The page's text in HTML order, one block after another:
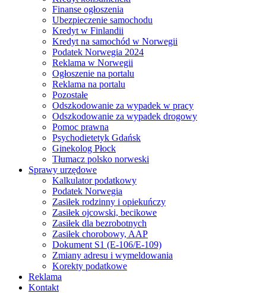
Finanse ogłoszenia
Ubezpieczenie samochodu
Kredyt w Finlandii
Kredyt na samochód w Norwegii
Podatek Norwegia 2024
Reklama w Norwegii
Ogłoszenie na portalu
Reklama na portalu
Pozostałe
Odszkodowanie za wypadek w pracy
Odszkodowanie za wypadek drogowy
Pomoc prawna
Psychodietetyk Gdańsk
Ginekolog Płock
Tłumacz polsko norweski
Sprawy urzędowe
Kalkulator podatkowy
Podatek Norwegia
Zasiłek rodzinny i opiekuńczy
Zasiłek ojcowski, becikowe
Zasiłek dla bezrobotnych
Zasiłek chorobowy, AAP
Dokument S1 (E-106/E-109)
Zmiany adresu i wymeldowania
Korekty podatkowe
Reklama
Kontakt